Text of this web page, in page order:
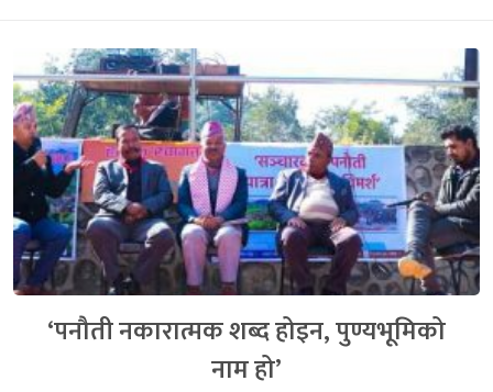
‘पनौती नकारात्मक शब्द होइन, पुण्यभूमिको
नाम हो’